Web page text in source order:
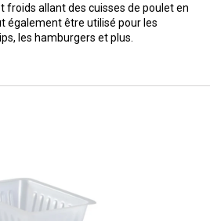
froids allant des cuisses de poulet en
également être utilisé pour les
les hamburgers et plus.